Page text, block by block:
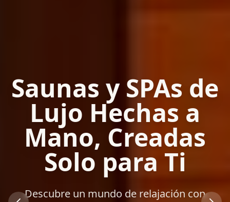
Saunas y SPAs de
Lujo Hechas a
Mano, Creadas
Solo para Ti
Descubre un mundo de relajación con